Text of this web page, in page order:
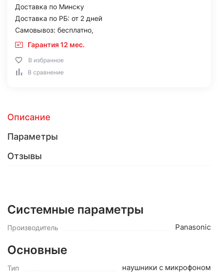
Доставка по Минску
Доставка по РБ: от 2 дней
Самовывоз: бесплатно,
Гарантия 12 мес.
В избранное
В сравнение
Описание
Параметры
Отзывы
Системные параметры
Производитель Panasonic
Основные
Тип наушники с микрофоном